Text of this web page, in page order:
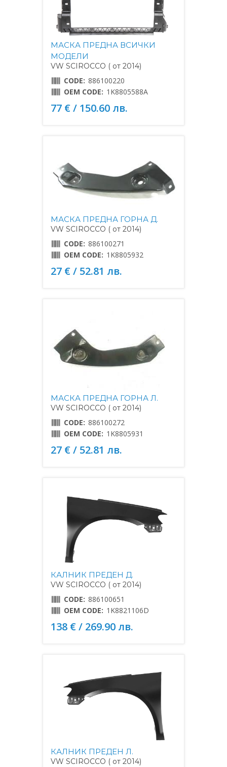
МАСКА ПРЕДНА ВСИЧКИ
МОДЕЛИ
VW SCIROCCO ( от 2014)
CODE: 886100220
OEM CODE: 1K8805588A
77 € / 150.60 лв.
МАСКА ПРЕДНА ГОРНА Д.
VW SCIROCCO ( от 2014)
CODE: 886100271
OEM CODE: 1K8805932
27 € / 52.81 лв.
МАСКА ПРЕДНА ГОРНА Л.
VW SCIROCCO ( от 2014)
CODE: 886100272
OEM CODE: 1K8805931
27 € / 52.81 лв.
КАЛНИК ПРЕДЕН Д.
VW SCIROCCO ( от 2014)
CODE: 886100651
OEM CODE: 1K8821106D
138 € / 269.90 лв.
КАЛНИК ПРЕДЕН Л.
VW SCIROCCO ( от 2014)